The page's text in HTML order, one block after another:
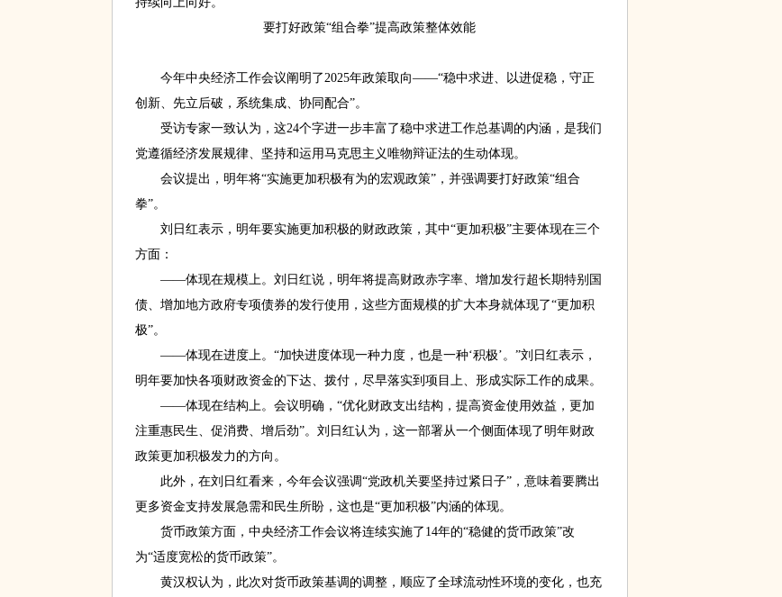
要打好政策“组合拳”提高政策整体效能
今年中央经济工作会议阐明了2025年政策取向——“稳中求进、以进促稳，守正
创新、先立后破，系统集成、协同配合”。
受访专家一致认为，这24个字进一步丰富了稳中求进工作总基调的内涵，是我们
党遵循经济发展规律、坚持和运用马克思主义唯物辩证法的生动体现。
会议提出，明年将“实施更加积极有为的宏观政策”，并强调要打好政策“组合
拳”。
刘日红表示，明年要实施更加积极的财政政策，其中“更加积极”主要体现在三个
方面：
——体现在规模上。刘日红说，明年将提高财政赤字率、增加发行超长期特别国
债、增加地方政府专项债券的发行使用，这些方面规模的扩大本身就体现了“更加积
极”。
——体现在进度上。“加快进度体现一种力度，也是一种‘积极’。”刘日红表示，
明年要加快各项财政资金的下达、拨付，尽早落实到项目上、形成实际工作的成果。
——体现在结构上。会议明确，“优化财政支出结构，提高资金使用效益，更加
注重惠民生、促消费、增后劲”。刘日红认为，这一部署从一个侧面体现了明年财政
政策更加积极发力的方向。
此外，在刘日红看来，今年会议强调“党政机关要坚持过紧日子”，意味着要腾出
更多资金支持发展急需和民生所盼，这也是“更加积极”内涵的体现。
货币政策方面，中央经济工作会议将连续实施了14年的“稳健的货币政策”改
为“适度宽松的货币政策”。
黄汉权认为，此次对货币政策基调的调整，顺应了全球流动性环境的变化，也充